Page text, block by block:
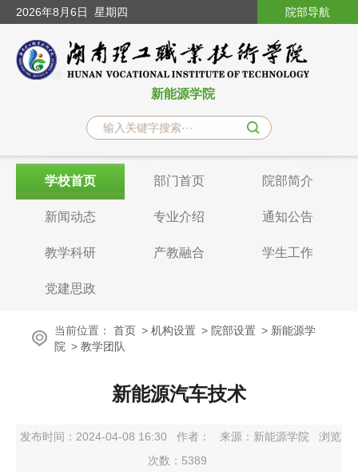
2026年8月6日 星期四 院部导航
新能源学院
学校首页 部门首页 院部简介
新闻动态 专业介绍 通知公告
教学科研 产教融合 学生工作
党建思政
当前位置： 首页 > 机构设置 > 院部设置 > 新能源学
院 > 教学团队
新能源汽车技术
发布时间：2024-04-08 16:30 作者： 来源：新能源学院
浏览
次数： 5389